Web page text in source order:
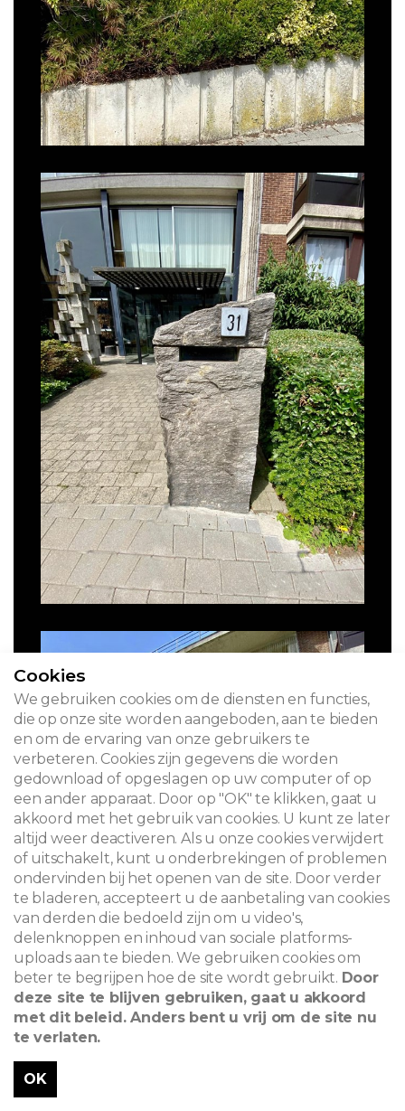
Cookies
We gebruiken cookies om de diensten en functies,
die op onze site worden aangeboden, aan te bieden
en om de ervaring van onze gebruikers te
verbeteren. Cookies zijn gegevens die worden
gedownload of opgeslagen op uw computer of op
een ander apparaat. Door op "OK" te klikken, gaat u
akkoord met het gebruik van cookies. U kunt ze later
altijd weer deactiveren. Als u onze cookies verwijdert
of uitschakelt, kunt u onderbrekingen of problemen
ondervinden bij het openen van de site. Door verder
te bladeren, accepteert u de aanbetaling van cookies
van derden die bedoeld zijn om u video's,
delenknoppen en inhoud van sociale platforms-
uploads aan te bieden. We gebruiken cookies om
beter te begrijpen hoe de site wordt gebruikt. Door
deze site te blijven gebruiken, gaat u akkoord
met dit beleid. Anders bent u vrij om de site nu
te verlaten.
OK